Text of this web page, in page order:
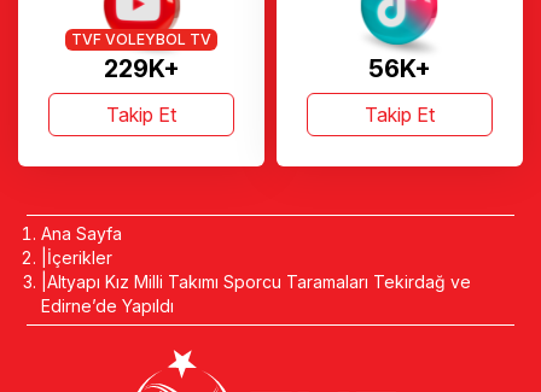
229K+
TVF VOLEYBOL TV
Takip Et
56K+
Takip Et
Ana Sayfa
İçerikler
Altyapı Kız Milli Takımı Sporcu Taramaları Tekirdağ ve
Edirne’de Yapıldı